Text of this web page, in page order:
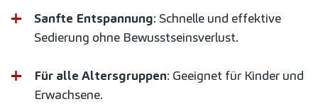
Sanfte Entspannung: Schnelle und effektive
Sedierung ohne Bewusstseinsverlust.
Für alle Altersgruppen: Geeignet für Kinder und
Erwachsene.